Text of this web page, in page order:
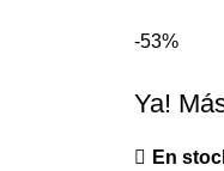
-53%
Ya!
En